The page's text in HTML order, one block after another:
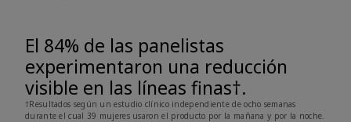
El 84% de las panelistas
experimentaron una reducción
visible en las líneas finas†.
†Resultados según un estudio clínico independiente de ocho semanas
durante el cual 39 mujeres usaron el producto por la mañana y por la noche.